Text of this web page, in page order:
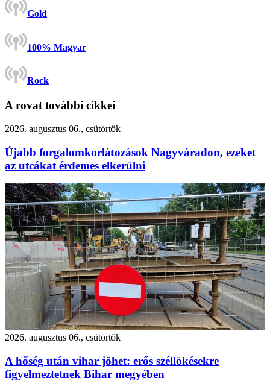
Gold
100% Magyar
Rock
A rovat további cikkei
2026. augusztus 06., csütörtök
Újabb forgalomkorlátozások Nagyváradon, ezeket
az utcákat érdemes elkerülni
2026. augusztus 06., csütörtök
A hőség után vihar jöhet: erős széllökésekre
figyelmeztetnek Bihar megyében